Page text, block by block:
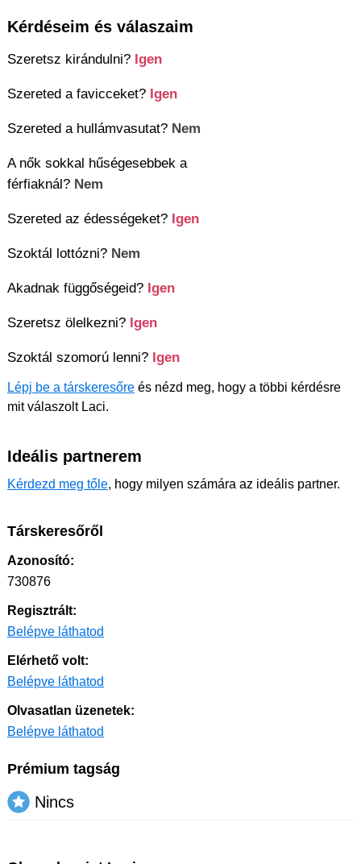
Kérdéseim és válaszaim
Szeretsz kirándulni? Igen
Szereted a favicceket? Igen
Szereted a hullámvasutat? Nem
A nők sokkal hűségesebbek a
férfiaknál? Nem
Szereted az édességeket? Igen
Szoktál lottózni? Nem
Akadnak függőségeid? Igen
Szeretsz ölelkezni? Igen
Szoktál szomorú lenni? Igen
Lépj be a társkeresőre és nézd meg, hogy a többi kérdésre
mit válaszolt Laci.
Ideális partnerem
Kérdezd meg tőle, hogy milyen számára az ideális partner.
Társkeresőről
Azonosító:
730876
Regisztrált:
Belépve láthatod
Elérhető volt:
Belépve láthatod
Olvasatlan üzenetek:
Belépve láthatod
Prémium tagság
Nincs